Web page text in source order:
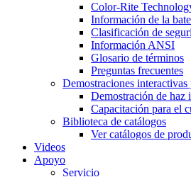
Color-Rite
Información de la
Clasificación de
Información ANSI
Glosario de términos
Preguntas frecuentes
Demostraciones interactivas
Demostración de haz
Capacitación para el
Biblioteca de catálogos
Ver catálogos de
Videos
Apoyo
Servicio